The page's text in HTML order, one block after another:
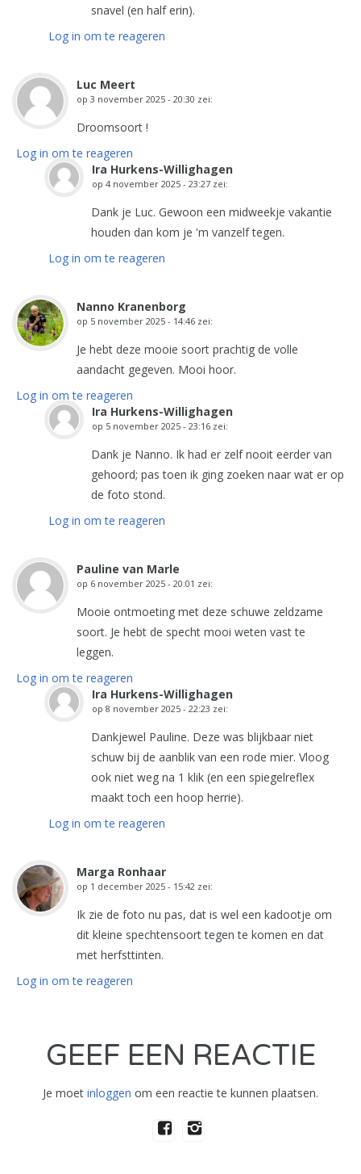
snavel (en half erin).
Log in om te reageren
Luc Meert
op 3 november 2025 - 20:30 zei:
Droomsoort !
Log in om te reageren
Ira Hurkens-Willighagen
op 4 november 2025 - 23:27 zei:
Dank je Luc. Gewoon een midweekje vakantie
houden dan kom je 'm vanzelf tegen.
Log in om te reageren
Nanno Kranenborg
op 5 november 2025 - 14:46 zei:
Je hebt deze mooie soort prachtig de volle
aandacht gegeven. Mooi hoor.
Log in om te reageren
Ira Hurkens-Willighagen
op 5 november 2025 - 23:16 zei:
Dank je Nanno. Ik had er zelf nooit eerder van
gehoord; pas toen ik ging zoeken naar wat er op
de foto stond.
Log in om te reageren
Pauline van Marle
op 6 november 2025 - 20:01 zei:
Mooie ontmoeting met deze schuwe zeldzame
soort. Je hebt de specht mooi weten vast te
leggen.
Log in om te reageren
Ira Hurkens-Willighagen
op 8 november 2025 - 22:23 zei:
Dankjewel Pauline. Deze was blijkbaar niet
schuw bij de aanblik van een rode mier. Vloog
ook niet weg na 1 klik (en een spiegelreflex
maakt toch een hoop herrie).
Log in om te reageren
Marga Ronhaar
op 1 december 2025 - 15:42 zei:
Ik zie de foto nu pas, dat is wel een kadootje om
dit kleine spechtensoort tegen te komen en dat
met herfsttinten.
Log in om te reageren
GEEF EEN REACTIE
Je moet inloggen om een reactie te kunnen plaatsen.